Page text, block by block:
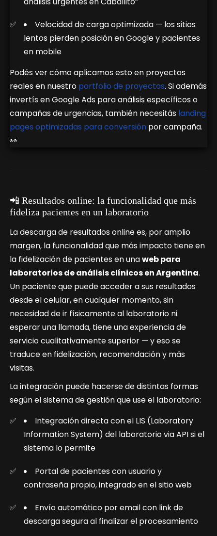
Velocidad de carga optimizada — los sitios
lentos pierden posición en Google y pacientes
en mobile
Podés ver cómo aplicamos esto en proyectos
reales en nuestro portfolio de proyectos. Si además
invertís en Google Ads para análisis específicos o
campañas de urgencias, también necesitás landing
pages optimizadas para conversión por campaña.
👀
📲 Resultados online: la funcionalidad que más
fideliza pacientes en un laboratorio
La descarga de resultados online es, por amplio
margen, la funcionalidad que más impacto tiene en
la fidelización de pacientes en unaweb para
laboratorios de análisis clínicos en Argentina.
Un paciente que puede acceder a sus resultados
desde el celular, en cualquier momento, sin
necesidad de ir físicamente al laboratorio ni
esperar una llamada, tiene una experiencia de
servicio cualitativamente superior — y eso se
traduce en fidelización, recomendación y más
visitas.
La integración puede hacerse de distintas formas
según el sistema de gestión que use el laboratorio:
Integración directa con el LIS (Laboratory
Information System) del laboratorio via API si el
sistema lo permite
Portal de pacientes con usuario y
contraseña propio, integrado en el sitio web
Envío automático por email con link de
descarga segura al finalizar el procesamiento